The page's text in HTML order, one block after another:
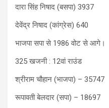
दारा सिंह निषाद (बसपा) 3937
देवेंद्र निषाद (कांग्रेस) 640
भाजपा सपा से 1986 वोट से आगे।
325 खजनी : 12वां राउंड
श्रीराम चौहान (भाजपा) – 35747
रूपावती बेलदार (सपा) – 18697